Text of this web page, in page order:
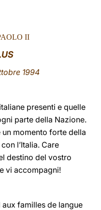
II
1994
presenti e quelle
parte della Nazione.
momento forte della
l’Italia. Care
destino del vostro
vi accompagni!
aux familles de langue